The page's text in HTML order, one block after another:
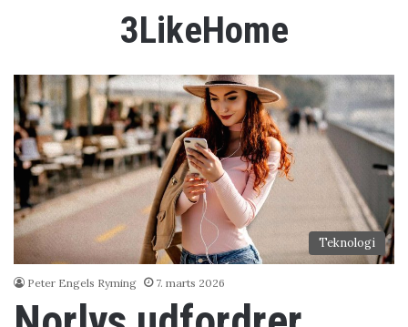
3LikeHome
Teknologi
Peter Engels Ryming 7. marts 2026